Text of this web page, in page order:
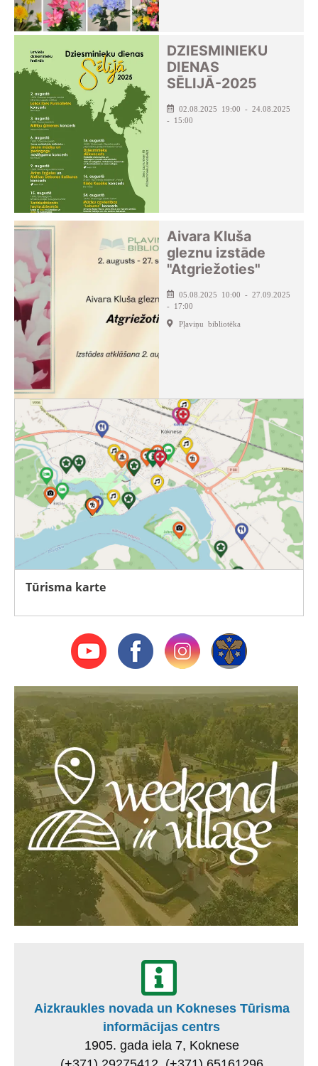
DZIESMINIEKU
DIENAS
SĒLIJĀ-2025
02.08.2025 19:00 - 24.08.2025
- 15:00
Aivara Kluša
gleznu izstāde
"Atgriežoties"
05.08.2025 10:00 - 27.09.2025
- 17:00
Pļaviņu bibliotēka
Tūrisma karte
Aizkraukles novada un Kokneses Tūrisma
informācijas centrs
1905. gada iela 7, Koknese